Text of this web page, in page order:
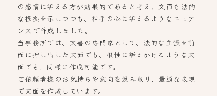
の感情に訴える方が効果的であると考え、文面も法的
な根拠を示しつつも、相手の心に訴えるようなニュア
ンスで作成しました。
当事務所では、文書の専門家として、法的な主張を前
面に押し出した文面でも、根性に訴えかけるような文
面でも、同様に作成可能です。
ご依頼者様のお気持ちや意向を汲み取り、最適な表現
で文面を作成しています。